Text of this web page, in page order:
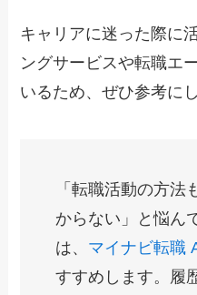
キャリアに迷った際に
ングサービスや転職エ
いるため、ぜひ参考に
「転職活動の方法
からない」と悩ん
は、 マイナビ転職
すすめします。履